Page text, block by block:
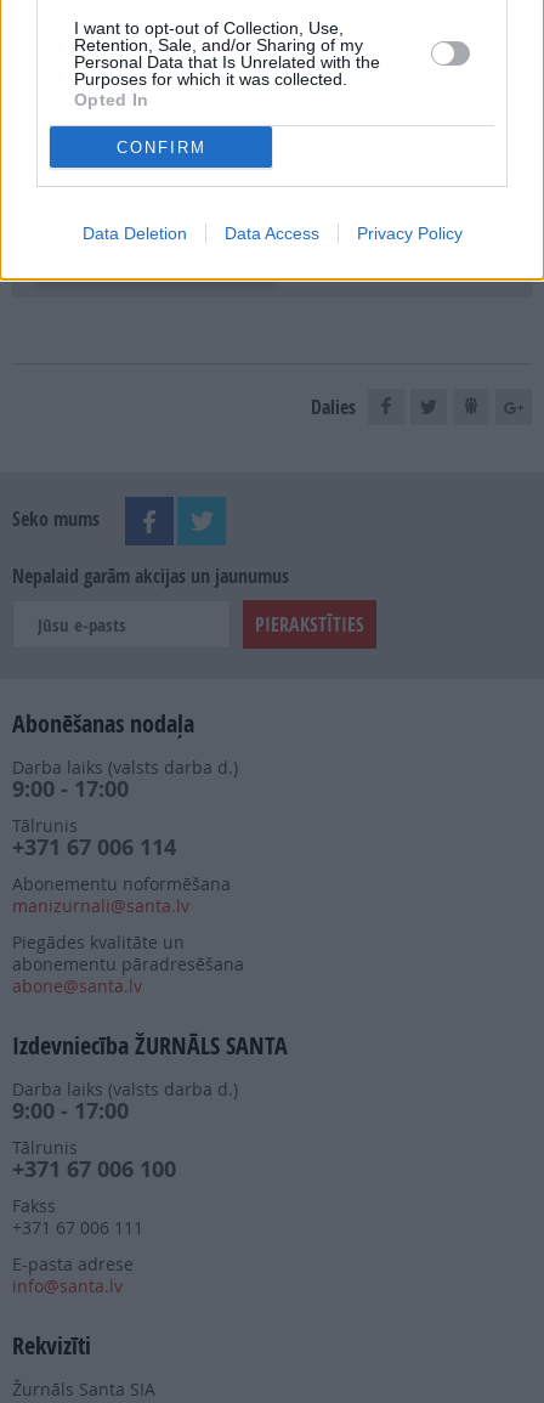
I want to opt-out of Collection, Use,
Retention, Sale, and/or Sharing of my
Personal Data that Is Unrelated with the
Purposes for which it was collected.
Opted In
CONFIRM
Data Deletion Data Access Privacy Policy
E-izdevumu arhīvs
MEKLĒT
Dalies
Seko mums
Nepalaid garām akcijas un jaunumus
Abonēšanas nodaļa
Darba laiks (valsts darba d.)
9:00 - 17:00
Tālrunis
+371 67 006 114
Abonementu noformēšana
manizurnali@santa.lv
Piegādes kvalitāte un
abonementu pāradresēšana
abone@santa.lv
Izdevniecība ŽURNĀLS SANTA
Darba laiks (valsts darba d.)
9:00 - 17:00
Tālrunis
+371 67 006 100
Fakss
+371 67 006 111
E-pasta adrese
info@santa.lv
Rekvizīti
Žurnāls Santa SIA